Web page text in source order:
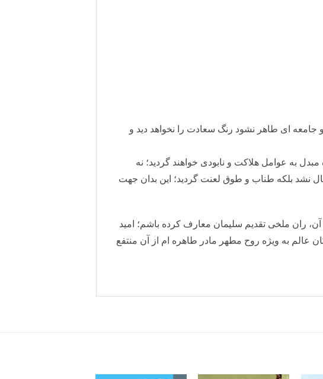
ای طاهر نشود رنگ سعادت را نخواهد دید و
به عوامل هلاکت و نابودی خواهند گردید؛ نه
نشد بلکه طناب و طوق لعنت گردید؛ این بدان جهت
ران ملخی تقدیم سلیمان معارف کرده باشم؛ امید
عالم به ویژه روح مطهر مادر طاهره ام از آن منتفع